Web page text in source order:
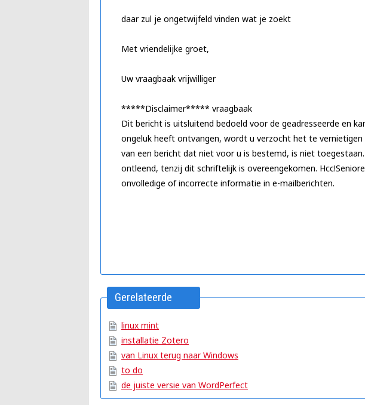
daar zul je ongetwijfeld vinden wat je zoekt
Met vriendelijke groet,
Uw vraagbaak vrijwilliger
*****Disclaimer***** vraagbaak
Dit bericht is uitsluitend bedoeld voor de geadresseerde en
ongeluk heeft ontvangen, wordt u verzocht het te
van een bericht dat niet voor u is bestemd, is niet
ontleend, tenzij dit schriftelijk is overeengekomen.
onvolledige of incorrecte informatie in e-mailberichten.
Gerelateerde
linux mint
installatie Zotero
van Linux terug naar Windows
to do
de juiste versie van WordPerfect